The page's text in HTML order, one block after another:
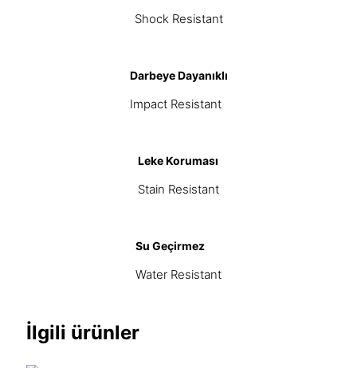
Shock Resistant
Darbeye Dayanıklı
Impact Resistant
Leke Koruması
Stain Resistant
Su Geçirmez
Water Resistant
İlgili ürünler